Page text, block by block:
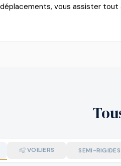
vous assister tout
VOILIERS SEMI-RIGIDES